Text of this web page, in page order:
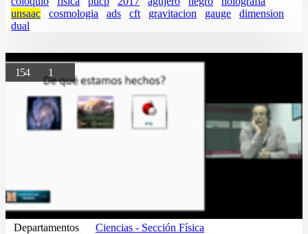
unsaac
cosmologia ads cft gravitacion gauge
dimension
dual
154 1
Departamentos Ciencias - Sección Física